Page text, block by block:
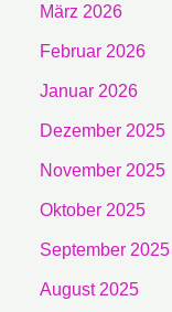
März 2026
Februar 2026
Januar 2026
Dezember 2025
November 2025
Oktober 2025
September 2025
August 2025